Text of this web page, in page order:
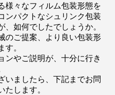
様々なフィルム包装形態を
ンパクトなシュリンク包装
如何でしたでしょうか。
のご提案、より良い包装形
。
ンやご説明が、十分に行き
いましたら、下記までお問
します。